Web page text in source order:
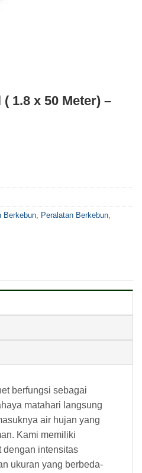
1.8 x 50 Meter) –
Berkebun Peralatan Berkebun
berfungsi sebagai
matahari langsung
air hujan yang
Kami memiliki
dengan intensitas
ukuran yang berbeda-